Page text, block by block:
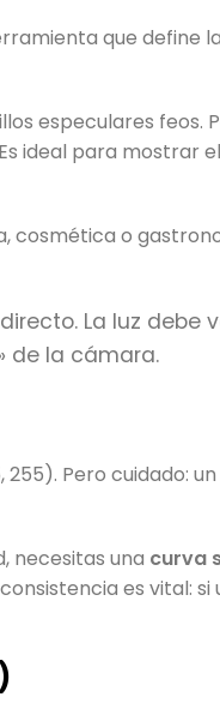
que define la
especulares feos.
ideal para mostrar el
cosmética o
La luz debe
de la cámara.
Pero cuidado:
necesitas una curva
es vital: si